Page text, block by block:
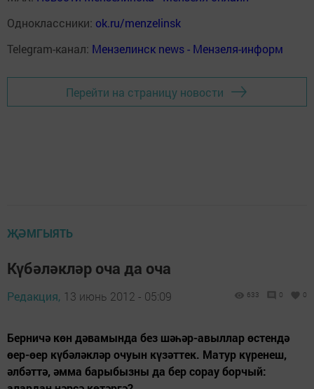
Одноклассники: ok.ru/menzelinsk
Telegram-канал: Мензелинск news - Мензеля-информ
Перейти на страницу новости
ҖӘМГЫЯТЬ
Күбәләкләр оча да оча
Редакция, 13 июнь 2012 - 05:09 633 0 0
Берничә көн дәвамында без шәһәр-авыллар өстендә
өер-өер күбәләкләр очуын күзәттек. Матур күренеш,
әлбәттә, әмма барыбызны да бер сорау борчый: